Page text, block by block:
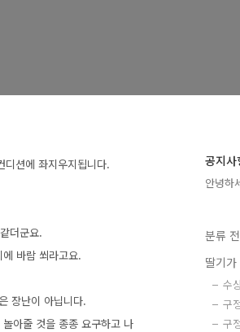
션에 좌지우지됩니다.
더군요.
바람 쐬라고요.
장난이 아닙니다.
아줄 것을 종종 요구하고 나
공지사
안녕하
분류
딸기
수
구
구